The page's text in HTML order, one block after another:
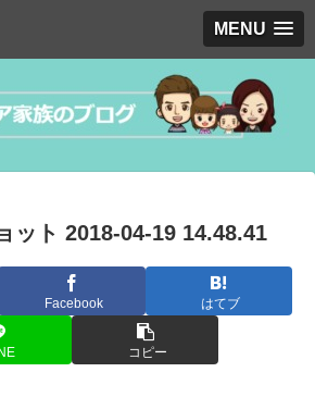
MENU
ット 2018-04-19 14.48.41
Facebook はてブ
コピー